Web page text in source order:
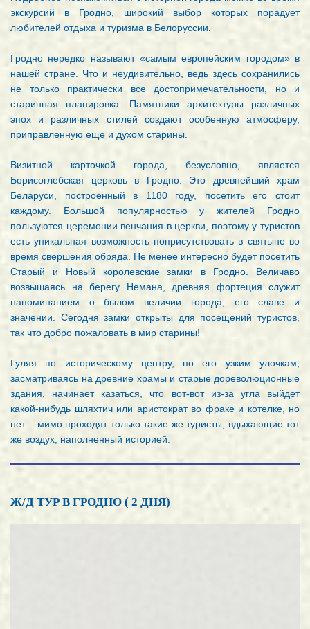
экскурсий в Гродно, широкий выбор которых порадует
любителей отдыха и туризма в Белоруссии.
Гродно нередко называют «самым европейским городом» в
нашей стране. Что и неудивительно, ведь здесь сохранились
не только практически все достопримечательности, но и
старинная планировка. Памятники архитектуры различных
эпох и различных стилей создают особенную атмосферу,
приправленную еще и духом старины.
Визитной карточкой города, безусловно, является
Борисоглебская церковь в Гродно. Это древнейший храм
Беларуси, построенный в 1180 году, посетить его стоит
каждому. Большой популярностью у жителей Гродно
пользуются церемонии венчания в церкви, поэтому у туристов
есть уникальная возможность поприсутствовать в святыне во
время свершения обряда. Не менее интересно будет посетить
Старый и Новый королевские замки в Гродно. Величаво
возвышаясь на берегу Немана, древняя фортеция служит
напоминанием о былом величии города, его славе и
значении. Сегодня замки открыты для посещений туристов,
так что добро пожаловать в мир старины!
Гуляя по историческому центру, по его узким улочкам,
засматриваясь на древние храмы и старые дореволюционные
здания, начинает казаться, что вот-вот из-за угла выйдет
какой-нибудь шляхтич или аристократ во фраке и котелке, но
нет – мимо проходят только такие же туристы, вдыхающие тот
же воздух, наполненный историей.
Ж/Д ТУР В ГРОДНО ( 2 ДНЯ)